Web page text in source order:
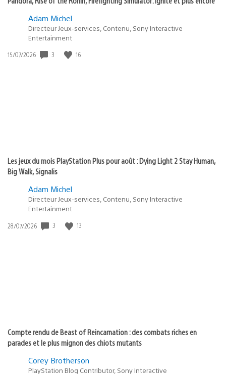
Adam Michel
Directeur Jeux-services, Contenu, Sony Interactive
Entertainment
Date
15/07/2026 3 16
Les jeux du mois PlayStation Plus pour août : Dying Light 2 Stay Human,
Big Walk, Signalis
Adam Michel
Directeur Jeux-services, Contenu, Sony Interactive
Entertainment
Date
28/07/2026 3 13
Compte rendu de Beast of Reincarnation : des combats riches en
parades et le plus mignon des chiots mutants
Corey Brotherson
PlayStation Blog Contributor, Sony Interactive